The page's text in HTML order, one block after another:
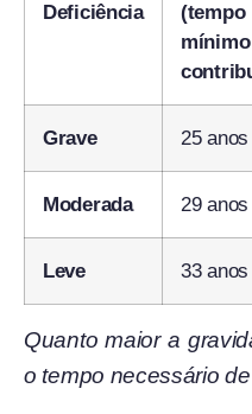
Deficiência
(tempo
Grave 25 anos
Moderada 29 anos
Leve 33 anos
Quanto maior a
o tempo necessário